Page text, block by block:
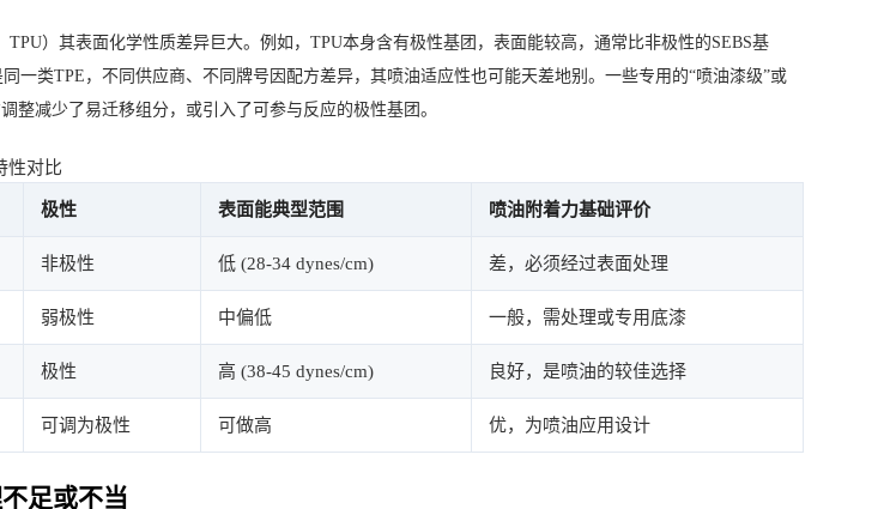
TPU）其表面化学性质差异巨大。例如，TPU本身含有极性基团，表面能较高，通常比非极性的SEBS基
一类TPE，不同供应商、不同牌号因配方差异，其喷油适应性也可能天差地别。一些专用的“喷油漆级”或
整减少了易迁移组分，或引入了可参与反应的极性基团。
性对比
极性 表面能典型范围 喷油附着力基础评价
非极性 低 (28-34 dynes/cm) 差，必须经过表面处理
弱极性 中偏低 一般，需处理或专用底漆
极性 高 (38-45 dynes/cm) 良好，是喷油的较佳选择
可调为极性 可做高 优，为喷油应用设计
足或不当